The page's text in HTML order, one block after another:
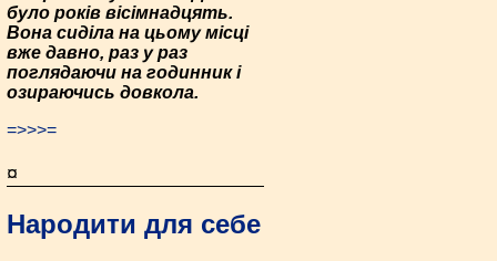
було років вісімнадцять.
Вона сиділа на цьому місці
вже давно, раз у раз
поглядаючи на годинник і
озираючись довкола.
=>>>=
¤
Народити для себе